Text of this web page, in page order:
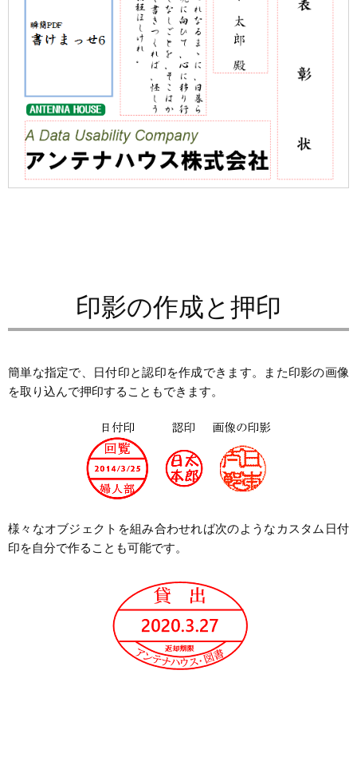
印影の作成と押印
簡単な指定で、日付印と認印を作成できます。また印影の画像
を取り込んで押印することもできます。
様々なオブジェクトを組み合わせれば次のようなカスタム日付
印を自分で作ることも可能です。